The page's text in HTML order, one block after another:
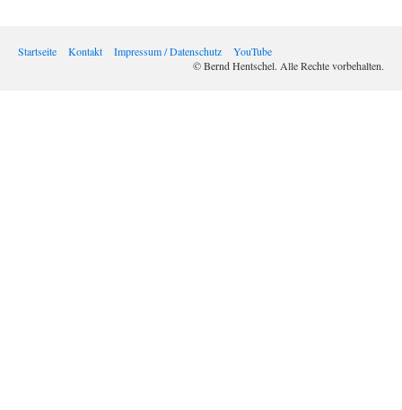
Startseite Kontakt Impressum / Datenschutz
YouTube
© Bernd Hentschel. Alle Rechte vorbehalten.